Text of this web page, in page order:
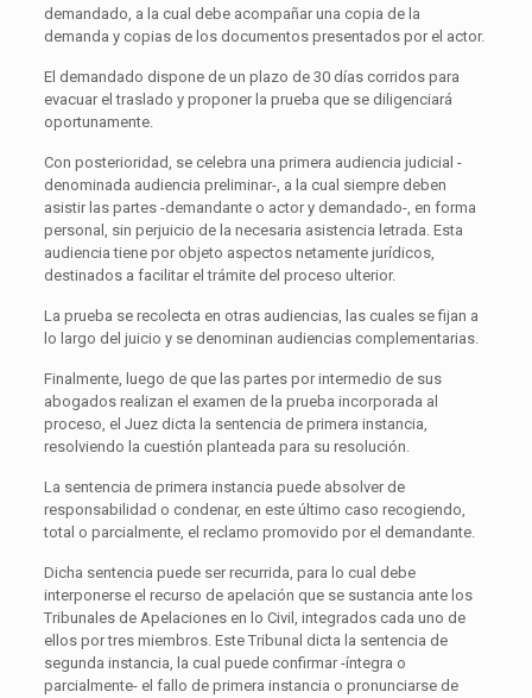
demandado, a la cual debe acompañar una copia de la
demanda y copias de los documentos presentados por el actor.
El demandado dispone de un plazo de 30 días corridos para
evacuar el traslado y proponer la prueba que se diligenciará
oportunamente.
Con posterioridad, se celebra una primera audiencia judicial -
denominada audiencia preliminar-, a la cual siempre deben
asistir las partes -demandante o actor y demandado-, en forma
personal, sin perjuicio de la necesaria asistencia letrada. Esta
audiencia tiene por objeto aspectos netamente jurídicos,
destinados a facilitar el trámite del proceso ulterior.
La prueba se recolecta en otras audiencias, las cuales se fijan a
lo largo del juicio y se denominan audiencias complementarias.
Finalmente, luego de que las partes por intermedio de sus
abogados realizan el examen de la prueba incorporada al
proceso, el Juez dicta la sentencia de primera instancia,
resolviendo la cuestión planteada para su resolución.
La sentencia de primera instancia puede absolver de
responsabilidad o condenar, en este último caso recogiendo,
total o parcialmente, el reclamo promovido por el demandante.
Dicha sentencia puede ser recurrida, para lo cual debe
interponerse el recurso de apelación que se sustancia ante los
Tribunales de Apelaciones en lo Civil, integrados cada uno de
ellos por tres miembros. Este Tribunal dicta la sentencia de
segunda instancia, la cual puede confirmar -íntegra o
parcialmente- el fallo de primera instancia o pronunciarse de